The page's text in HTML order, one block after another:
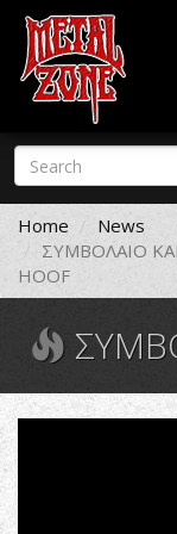
Skip
main
content
Search
form
Search
Home
News
ΣΥΜΒΟΛΑΙΟ
HOOF
ΣΥΜΒΟΛΑΙΟ